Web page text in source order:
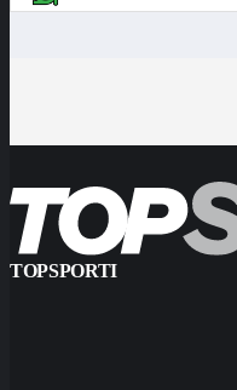
TOPSPORTI